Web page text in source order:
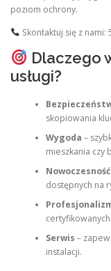
poziom ochrony.
Skontaktuj się z nami:
Dlaczego
usługi?
skopiowania
Wygoda –
mieszkania czy
Nowoczesność
dostępnych na
Serwis –
instalacji.